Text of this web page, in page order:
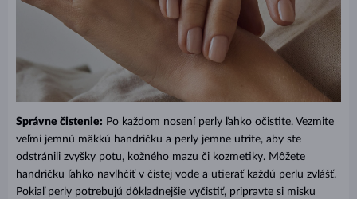
Správne čistenie: Po každom nosení perly ľahko očistite. Vezmite
veľmi jemnú mäkkú handričku a perly jemne utrite, aby ste
odstránili zvyšky potu, kožného mazu či kozmetiky. Môžete
handričku ľahko navlhčiť v čistej vode a utierať každú perlu zvlášť.
Pokiaľ perly potrebujú dôkladnejšie vyčistiť, pripravte si misku